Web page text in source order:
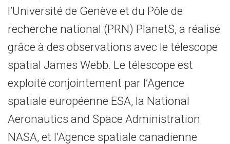
l’Université de Genève et du Pôle de
recherche national (PRN) PlanetS, a réalisé
grâce à des observations avec le télescope
spatial James Webb. Le télescope est
exploité conjointement par l’Agence
spatiale européenne ESA, la National
Aeronautics and Space Administration
NASA, et l’Agence spatiale canadienne